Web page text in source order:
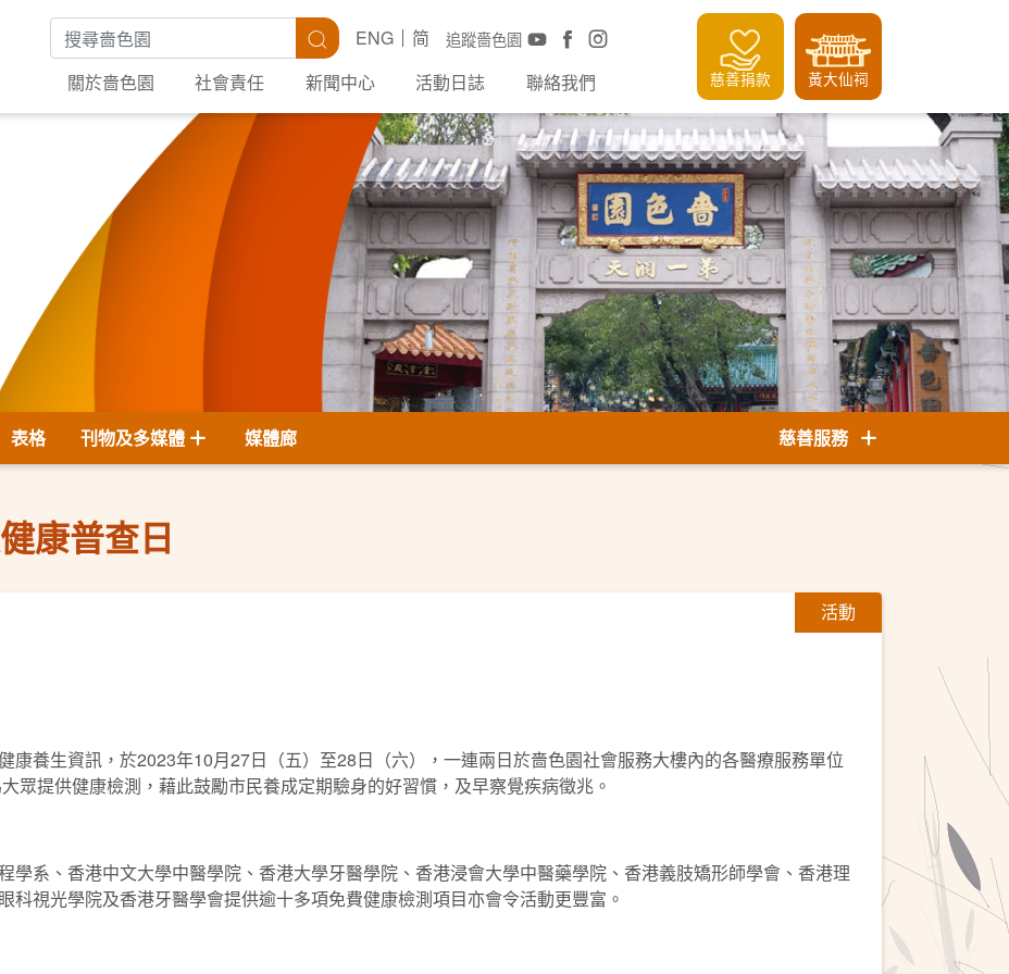
搜尋關鍵字 搜尋 追蹤嗇色園
ENG
简
關於嗇色園
社會責任 新聞中心 活動日誌 聯絡我們 慈善捐款 黃大仙祠
表格 刊物及多媒體 媒體廊 慈善服務
康普查日
活動
康養生資訊，於2023年10月27日（五）至28日（六），一連兩日於嗇色園社會服務大樓內的各醫療服務單位
眾提供健康檢測，藉此鼓勵市民養成定期驗身的好習慣，及早察覺疾病徵兆。
學系、香港中文大學中醫學院、香港大學牙醫學院、香港浸會大學中醫藥學院、香港義肢矯形師學會、香港理
科視光學院及香港牙醫學會提供逾十多項免費健康檢測項目亦會令活動更豐富。